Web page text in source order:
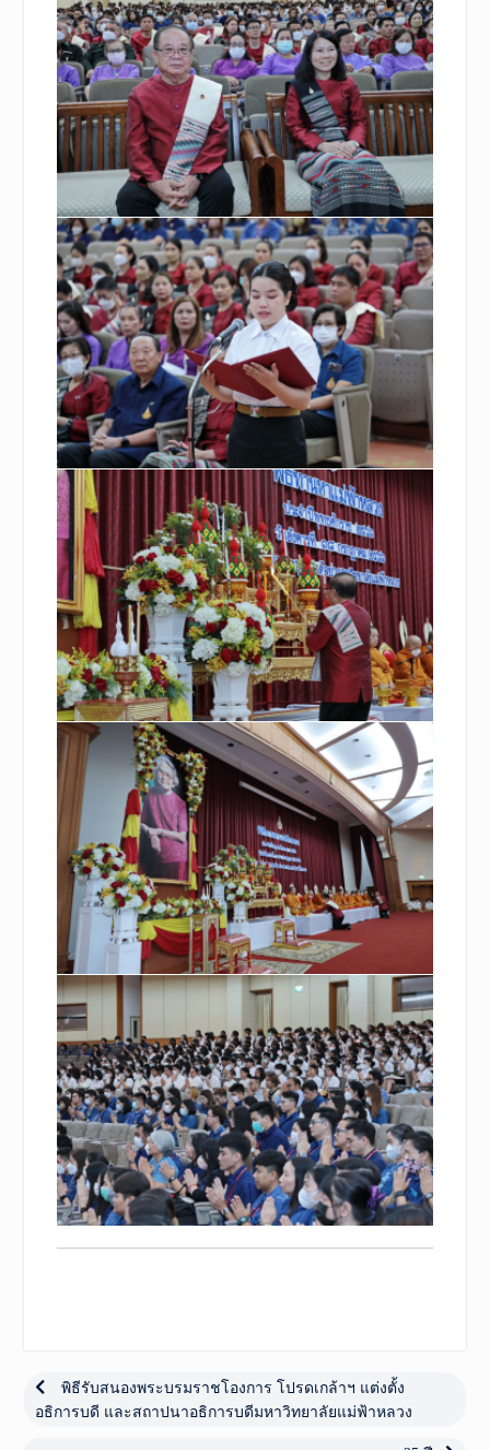
นำทาง
เรื่อง
Previous
post:
พิธีรับสนองพระบรมราชโองการ โปรดเกล้าฯ แต่งตั้ง
อธิการบดี และสถาปนาอธิการบดีมหาวิทยาลัยแม่ฟ้าหลวง